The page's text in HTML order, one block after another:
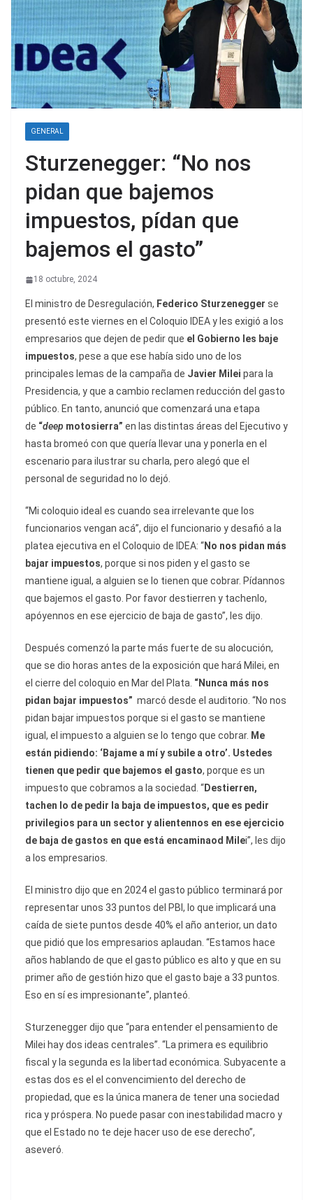
GENERAL
Sturzenegger: “No nos
pidan que bajemos
impuestos, pídan que
bajemos el gasto”
18 octubre, 2024
El ministro de Desregulación, Federico Sturzenegger se
presentó este viernes en el Coloquio IDEAy les exigió a los
empresarios que dejen de pedir que el Gobierno les baje
impuestos, pese a que ese había sido uno de los
principales lemas de la campaña de Javier Milei para la
Presidencia, y que a cambio reclamen reducción del gasto
público. En tanto, anunció que comenzará una etapa
de “deep motosierra” en las distintas áreas del Ejecutivo y
hasta bromeó con que quería llevar una y ponerla en el
escenario para ilustrar su charla, pero alegó que el
personal de seguridad no lo dejó.
“Mi coloquio ideal es cuando sea irrelevante que los
funcionarios vengan acá”, dijo el funcionario y desafió a la
platea ejecutiva en el Coloquio de IDEA: “No nos pidan más
bajar impuestos, porque si nos piden y el gasto se
mantiene igual, a alguien se lo tienen que cobrar. Pídannos
que bajemos el gasto. Por favor destierren y tachenlo,
apóyennos en ese ejercicio de baja de gasto”, les dijo.
Después comenzó la parte más fuerte de su alocución,
que se dio horas antes de la exposición que hará Milei, en
el cierre del coloquio en Mar del Plata. “Nunca más nos
pidan bajar impuestos” marcó desde el auditorio. “No nos
pidan bajar impuestos porque si el gasto se mantiene
igual, el impuesto a alguien se lo tengo que cobrar. Me
están pidiendo: ‘Bajame a mí y subile a otro’. Ustedes
tienen que pedir que bajemos el gasto, porque es un
impuesto que cobramos a la sociedad. “Destierren,
tachen lo de pedir la baja de impuestos, que es pedir
privilegios para un sector y alientennos en ese ejercicio
de baja de gastos en que está encaminaod Milei”, les dijo
a los empresarios.
El ministro dijo que en 2024 el gasto público terminará por
representar unos 33 puntos del PBI, lo que implicará una
caída de siete puntos desde 40% el año anterior, un dato
que pidió que los empresarios aplaudan. “Estamos hace
años hablando de que el gasto público es alto y que en su
primer año de gestión hizo que el gasto baje a 33 puntos.
Eso en sí es impresionante”, planteó.
Sturzenegger dijo que “para entender el pensamiento de
Milei hay dos ideas centrales”. “La primera es equilibrio
fiscal y la segunda es la libertad económica. Subyacente a
estas dos es el el convencimiento del derecho de
propiedad, que es la única manera de tener una sociedad
rica y próspera. No puede pasar con inestabilidad macro y
que el Estado no te deje hacer uso de ese derecho”,
aseveró.